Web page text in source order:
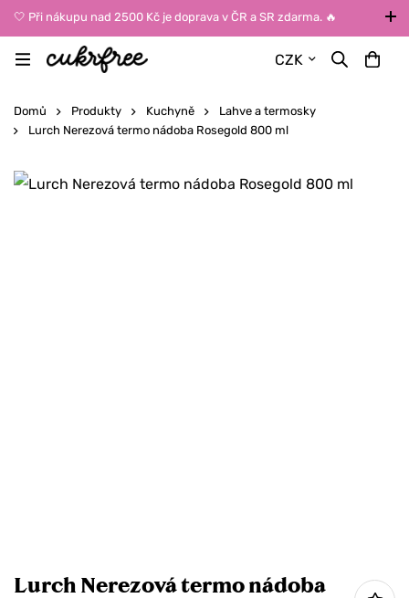
🤍 Při nákupu nad 2500 Kč je doprava v ČR a SR zdarma. 🔥
UPOZORNĚNÍ: Během léta vybírejte dopravu kurýrem nebo do Z-
BOXů umístěných uvnitř budov. Reklamace zboží způsobené
CZK
Domů Produkty Kuchyně
Lahve a termosky
Lurch Nerezová termo nádoba Rosegold 800 ml
Lurch Nerezová termo nádoba